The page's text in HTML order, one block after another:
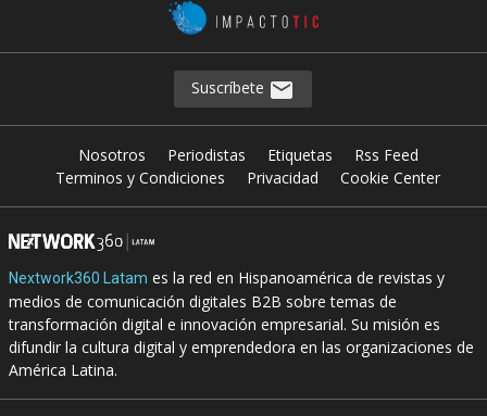
Suscríbete
Nosotros Periodistas Etiquetas
Rss Feed
Terminos y Condiciones
Privacidad Cookie Center
Nextwork360 Latam es la red en Hispanoamérica de revistas y
medios de comunicación digitales B2B sobre temas de
transformación digital e innovación empresarial. Su misión es
difundir la cultura digital y emprendedora en las organizaciones de
América Latina.